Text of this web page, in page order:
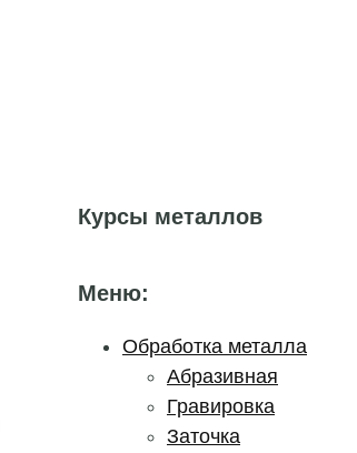
Курсы металлов
Меню:
Обработка металла
Абразивная
Гравировка
Заточка